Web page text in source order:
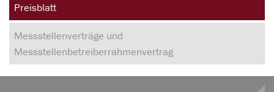
Preisblatt
Messstellenverträge und
Messstellenbetreiberrahmenvertrag